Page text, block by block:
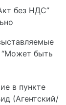
без НДС”
быть
в пункте
(Агентский/